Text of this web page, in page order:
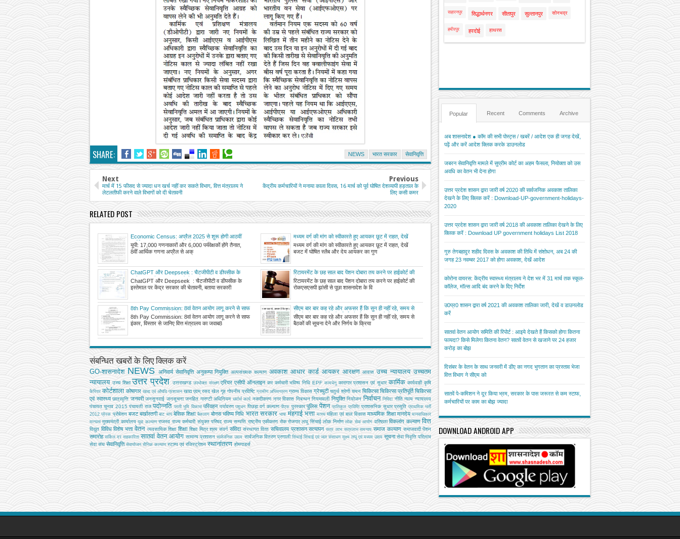
NEWS भारत सरकार सेवानिवृत्ति
SHARE:
Next
मार्च में 15 फीसद से ज्यादा धन खर्च नहीं कर सकते विभाग, वित्त मंत्रालय ने
लेटलतीफी करने वाले विभागों को दी चेतावनी
Previous
केंद्रीय कर्मचारियों ने मनाया काला दिवस, 16 मार्च को पूर्व घोषित देशव्यापी हड़ताल के
लिए कसी कमर
RELATED POST
Economic Census: अप्रैल 2025 से शुरू होगी आठवीं
आर्थिक गणना, मास्टर ट्रेनरों की तैनाती के साथ तैयारी शुरू
यूपी: 17,000 गणनाकारों और 6,000 पर्यवेक्षकों होंगे तैनात,
8वीं आर्थिक गणना अप्रैल से अक्
मध्यम वर्ग की मांग को स्वीकारते हुए आयकर छूट में राहत, देखें
बजट में घोषित स्लैब और देय आयकर का गुणा गणित
मध्यम वर्ग की मांग को स्वीकारते हुए आयकर छूट में राहत, देखें
बजट में घोषित स्लैब और देय आयकर का गुण
ChatGPT और Deepseek : चैटजीपीटी व डीपसीक के
इस्तेमाल पर केंद्र सरकार की चेतावनी, बताया सरकारी डाटा व
दस्तावेज के लिए खतरा
ChatGPT और Deepseek : चैटजीपीटी व डीपसीक के
इस्तेमाल पर केंद्र सरकार की चेतावनी, बताया सरकारी
रिटायरमेंट के छह साल बाद पेंशन दोबारा तय करने पर हाईकोर्ट की
रोक
रिटायरमेंट के छह साल बाद पेंशन दोबारा तय करने पर हाईकोर्ट की
रोकएसएसपी झांसी से पूछा शासनादेश के वि
8th Pay Commission: 8वां वेतन आयोग लागू करने से साफ
इंकार, विस्तार से जानिए वित्त मंत्रालय का जवाब
8th Pay Commission: 8वां वेतन आयोग लागू करने से साफ
इंकार, विस्तार से जानिए वित्त मंत्रालय का जवाब8
सीएम बार बार कह रहे और अफसर हैं कि सुन ही नहीं रहे, समय से
बैठकों की सूचना देने और निर्णय के क्रियान्वयन में फिसड्डी,
कार्यशैली पर नाराजगी जताते हुए सीएम ने दिए कड़े निर्देश
सीएम बार बार कह रहे और अफसर हैं कि सुन ही नहीं रहे, समय से
बैठकों की सूचना देने और निर्णय के क्रिया
संबन्धित खबरों के लिए क्लिक करें
GO-शासनादेश NEWS अनिवार्य सेवानिवृत्ति अनुकम्पा नियुक्ति अल्‍पसंख्‍यक कल्‍याण अवकाश आधार कार्ड आयकर आरक्षण आवास उच्च न्यायालय उच्चतम
न्यायालय उच्‍च शिक्षा उत्तर प्रदेश उत्तराखण्ड उपभोक्‍ता संरक्षण एरियर एसीपी ऑनलाइन कर कर्मचारी भविष्य निधि EPF कामधेनु कारागार प्रशासन एवं सुधार कार्मिक कार्यवाही कृषि
कैरियर कोर्टशाला कोषागार खाद्य एवं औषधि प्रशासन खाद्य एवम् रसद खेल गृह गोपनीय प्रविष्टि ग्रामीण अभियन्‍त्रण ग्राम्य विकास ग्रेच्युटी चतुर्थ श्रेणी चयन चिकित्सा चिकित्सा प्रतिपूर्ति चिकित्‍सा
एवं स्वास्थ्य छात्रवृत्ति जनवरी जनसुनवाई जनसूचना जनहित गारण्टी अधिनियम धर्मार्थ कार्य नकदीकरण नगर विकास निबन्‍धन नियमावली नियुक्ति नियोजन निर्वाचन निविदा नीति न्याय न्यायालय
पंचायत चुनाव 2015 पंचायती राज पदोन्नति परती भूमि विकास परिवहन पर्यावरण पशुधन पिछड़ा वर्ग कल्‍याण पीएफ पुरस्कार पुलिस पेंशन प्रतिकूल प्रविष्टि प्रशासनिक सुधार प्रसूति प्राथमिक भर्ती
2012 प्रेरक प्रोबेशन बजट बर्खास्तगी बाट माप बेसिक शिक्षा बैकलाग बोनस भविष्य निधि भारत सरकार भाषा मंहगाई भत्ता मत्‍स्‍य महिला एवं बाल विकास माध्यमिक शिक्षा मानदेय मानवाधिकार
मान्यता मुख्‍यमंत्री कार्यालय युवा कल्याण राजस्व राज्य कर्मचारी संयुक्त परिषद राज्य सम्पत्ति राष्ट्रीय एकीकरण रोक रोजगार लघु सिंचाई लोक निर्माण लोक सेवा आयोग वरिष्ठता विकलांग कल्याण वित्त
विद्युत विविध विशेष भत्ता वेतन व्‍यवसायिक शिक्षा शिक्षा शिक्षा मित्र श्रम संवर्ग संविदा संस्‍थागत वित्‍त सचिवालय प्रशासन सत्यापन सत्र लाभ सत्रलाभ समन्वय समाज कल्याण समाजवादी पेंशन
समारोह सर्किल दर सहकारिता सातवां वेतन आयोग सामान्य प्रशासन सार्वजनिक उद्यम सार्वजनिक वितरण प्रणाली सिंचाई सिंचाई एवं जल संसाधन सूक्ष्म लघु एवं मध्यम उद्यम सूचना सेवा निवृत्ति परिलाभ
सेवा संघ सेवानिवृत्ति सेवायोजन सैनिक कल्‍याण स्टाम्प एवं रजिस्ट्रेशन स्थानांतरण होमगाडर्स
सहारनपुर सिद्धार्थनगर सीतापुर सुल्तानपुर सोनभद्र
हमीरपुर हरदोई हाथरस
Popular Recent Comments Archive
अब शासनादेश ● कॉम की सभी पोस्ट्स / खबरें / आदेश एक ही जगह देखें,
पढ़ें और करें आदेश क्लिक करके डाउनलोड
जबरन सेवानिवृत्ति मामले में सुप्रीम कोर्ट का अहम फैसला, नियोक्ता को उस
अवधि का वेतन भी देना होगा
उत्तर प्रदेश शासन द्वारा जारी वर्ष 2020 की सार्वजनिक अवकाश तालिका
देखने के लिए क्लिक करें : Download-UP-government-holidays-
2020
उत्तर प्रदेश शासन द्वारा जारी वर्ष 2018 की अवकाश तालिका देखने के लिए
क्लिक करें : Download UP government holidays List 2018
गुरु तेगबहादुर शहीद दिवस के अवकाश की तिथि में संशोधन, अब 24 की
जगह 23 नवम्बर 2017 को होगा अवकाश, देखें आदेश
कोरोना वायरस: केंद्रीय स्वास्थ्य मंत्रालय ने देश भर में 31 मार्च तक स्कूल-
कॉलेज, मॉल्स आदि बंद करने के दिए निर्देश
उ0प्र0 शासन द्वारा वर्ष 2021 की अवकाश तालिका जारी, देखें व डाउनलोड
करें
सातवां वेतन आयोग समिति की रिपोर्ट : आइये देखते हैं किसको होगा कितना
फायदा? किसे मिलेगा कितना वेतन? सातवें वेतन से खजाने पर 24 हजार
करोड़ का बोझ
दिसंबर के वेतन के साथ जनवरी में डीए का नगद भुगतान का प्रस्ताव भेजा
वित्त विभाग ने सीएम को
सातवें पे-कमिशन ने दूर किया भ्रम, सरकार के पास जरूरत से कम स्टाफ,
कर्मचारियों पर काम का बोझ ज्यादा
DOWNLOAD ANDROID APP